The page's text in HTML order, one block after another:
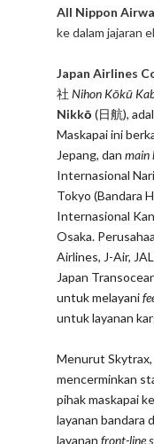
All Nippon
ke dalam jajaran
Japan Airlines
社 Nihon Kōkū
Nikkō (日航),
Maskapai ini
Jepang, dan main
Internasional
Tokyo (Bandara
Internasional
Osaka.
Airlines, J-Air,
Japan
untuk melayani
untuk layanan
Menurut
mencerminkan
pihak maskapai
layanan bandara
layanan front-line